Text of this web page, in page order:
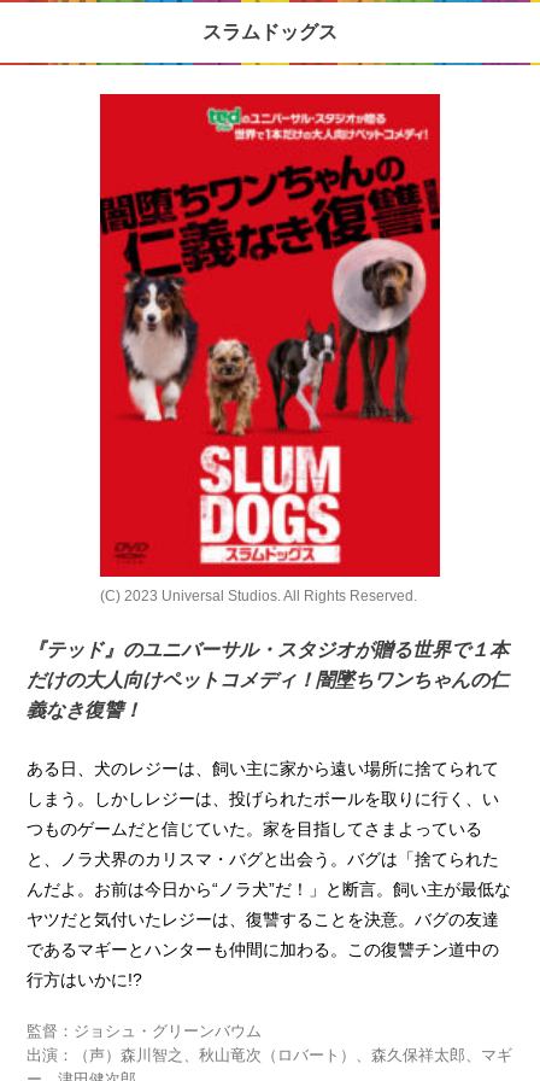
スラムドッグス
(C) 2023 Universal Studios. All Rights Reserved.
『テッド』のユニバーサル・スタジオが贈る世界で１本
だけの大人向けペットコメディ！闇墜ちワンちゃんの仁
義なき復讐！
ある日、犬のレジーは、飼い主に家から遠い場所に捨てられて
しまう。しかしレジーは、投げられたボールを取りに行く、い
つものゲームだと信じていた。家を目指してさまよっている
と、ノラ犬界のカリスマ・バグと出会う。バグは「捨てられた
んだよ。お前は今日から“ノラ犬”だ！」と断言。飼い主が最低な
ヤツだと気付いたレジーは、復讐することを決意。バグの友達
であるマギーとハンターも仲間に加わる。この復讐チン道中の
行方はいかに!?
監督：ジョシュ・グリーンバウム
出演：（声）森川智之、秋山竜次（ロバート）、森久保祥太郎、マギ